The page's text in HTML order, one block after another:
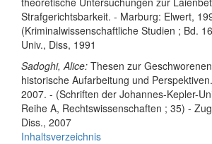
Strafgerichtsbarkeit. - Marburg: Elwert,
(Kriminalwissenschaftliche Studien ; Bd.
Univ., Diss, 1991
Sadoghi, Alice: Thesen zur
historische Aufarbeitung und
2007. - (Schriften der Johannes-Kepler-
Reihe A, Rechtswissenschaften ; 35) -
Diss., 2007
Inhaltsverzeichnis